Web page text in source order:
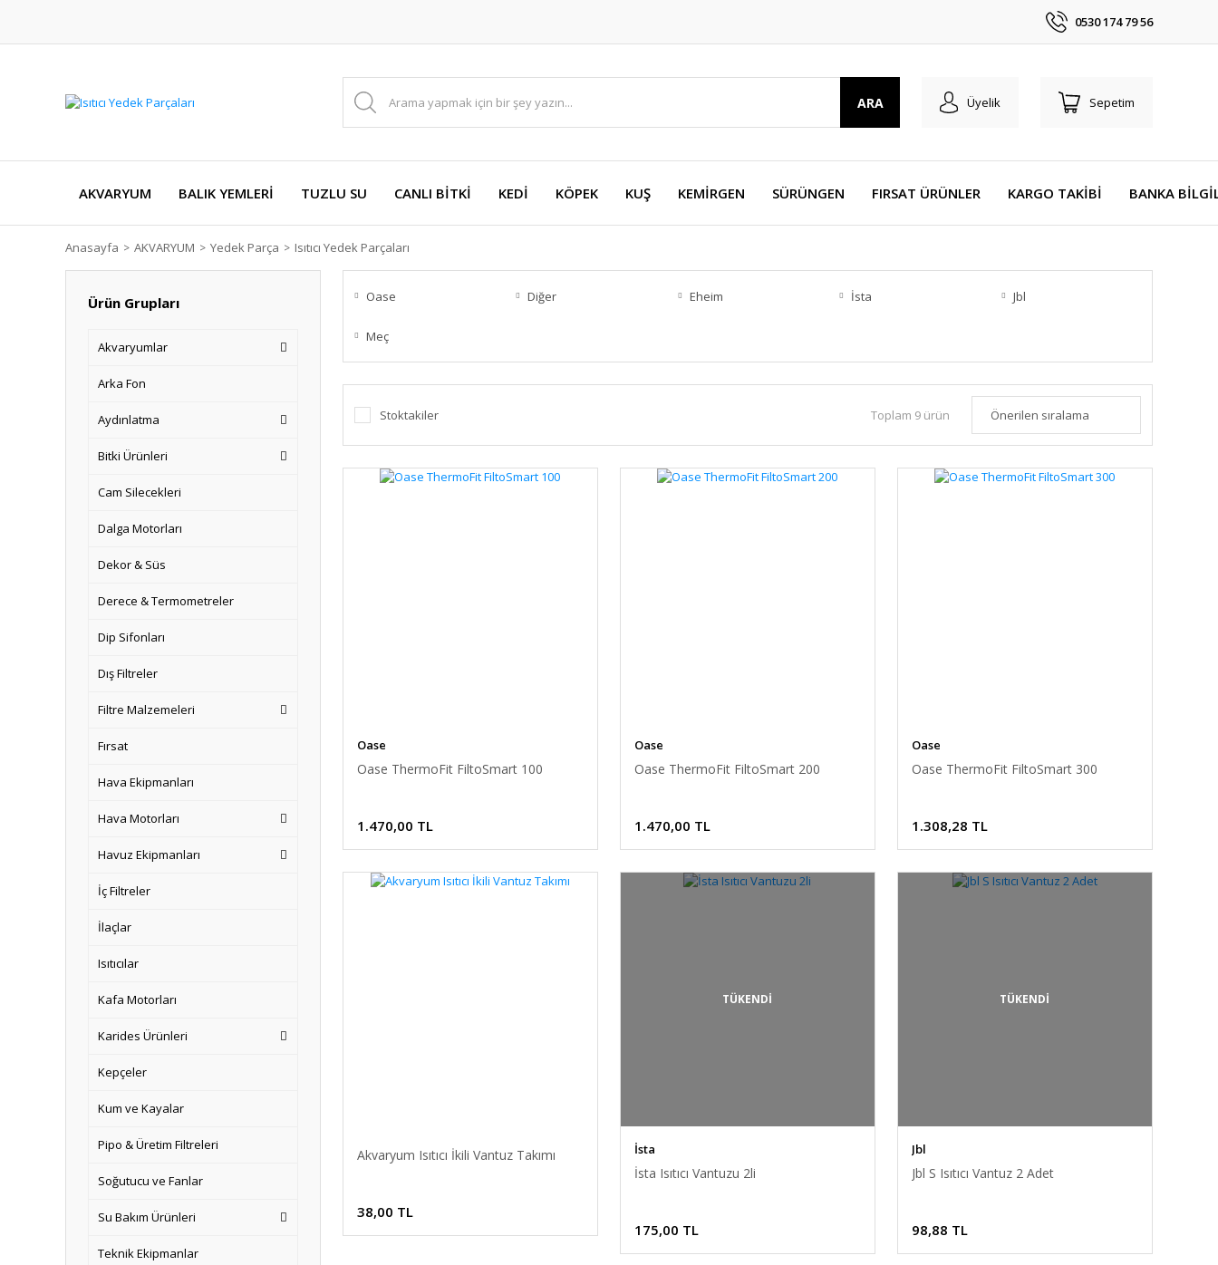
0530 174 79 56
ARA Üyelik Sepetim
AKVARYUM BALIK YEMLERİ TUZLU SU CANLI BİTKİ KEDİ KÖPEK KUŞ KEMİRGEN SÜRÜNGEN FIRSAT ÜRÜNLER KARGO TAKİBİ BANKA
Anasayfa AKVARYUM Yedek Parça Isıtıcı Yedek Parçaları
Ürün Grupları
Akvaryumlar
Arka Fon
Aydınlatma
Bitki Ürünleri
Cam Silecekleri
Dalga Motorları
Dekor & Süs
Derece & Termometreler
Dip Sifonları
Dış Filtreler
Filtre Malzemeleri
Fırsat
Hava Ekipmanları
Hava Motorları
Havuz Ekipmanları
İç Filtreler
İlaçlar
Isıtıcılar
Kafa Motorları
Karides Ürünleri
Kepçeler
Kum ve Kayalar
Pipo & Üretim Filtreleri
Soğutucu ve Fanlar
Su Bakım Ürünleri
Teknik Ekipmanlar
Oase Diğer Eheim İsta Jbl
Meç
Stoktakiler Toplam 9 ürün
Oase
Oase ThermoFit FiltoSmart 100
1.470,00 TL
Oase
Oase ThermoFit FiltoSmart 200
1.470,00 TL
Oase
Oase ThermoFit FiltoSmart 300
1.308,28 TL
Akvaryum Isıtıcı İkili Vantuz Takımı
38,00 TL
TÜKENDİ
İsta
İsta Isıtıcı Vantuzu 2li
175,00 TL
TÜKENDİ
Jbl
Jbl S Isıtıcı Vantuz 2 Adet
98,88 TL